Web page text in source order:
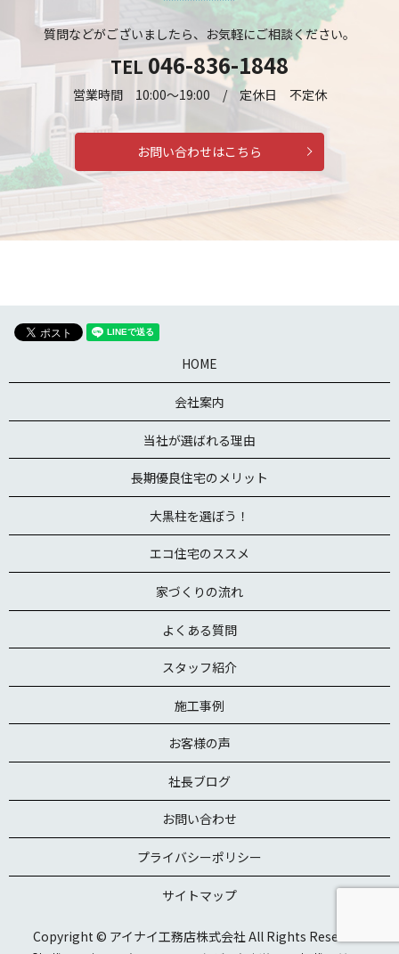
質問などがございましたら、お気軽にご相談ください。
TEL046-836-1848
営業時間 10:00～19:00 / 定休日 不定休
お問い合わせはこちら
HOME
会社案内
当社が選ばれる理由
長期優良住宅のメリット
大黒柱を選ぼう！
エコ住宅のススメ
家づくりの流れ
よくある質問
スタッフ紹介
施工事例
お客様の声
社長ブログ
お問い合わせ
プライバシーポリシー
サイトマップ
Copyright © アイナイ工務店株式会社 All Rights Reserved.